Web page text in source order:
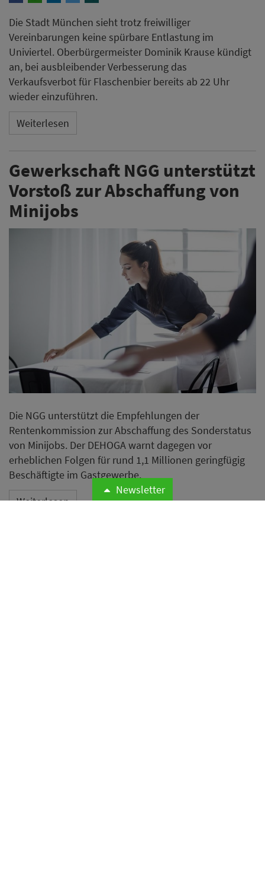
Die Stadt München sieht trotz freiwilliger
Vereinbarungen keine spürbare Entlastung im
Univiertel. Oberbürgermeister Dominik Krause kündigt
an, bei ausbleibender Verbesserung das
Verkaufsverbot für Flaschenbier bereits ab 22 Uhr
wieder einzuführen.
Weiterlesen
Gewerkschaft NGG unterstützt
Vorstoß zur Abschaffung von
Minijobs
Die NGG unterstützt die Empfehlungen der
Rentenkommission zur Abschaffung des Sonderstatus
von Minijobs. Der DEHOGA warnt dagegen vor
erheblichen Folgen für rund 1,1 Millionen geringfügig
Beschäftigte im Gastgewerbe.
Weiterlesen
Newsletter